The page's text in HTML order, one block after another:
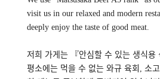
visit us in our relaxed and modern
deeply enjoy the taste of good meat.
저희 가게는 『안심할 수 있는 생식용
평소에는 먹을 수 없는 와규 육회,